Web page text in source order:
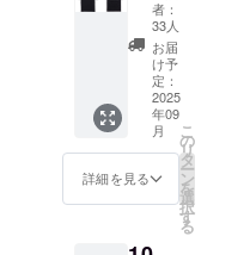
2010(宮城
等にも
出演する。
メンバー
チェンジが
ありながら
も、自分た
OYAMA
NONEI
RO.イベ
ントロ
ゴをデ
ザイン
したス
テッ
ル)】 ・
岩木山
とレ
コード
をデザ
インし
た半袖T
シャツ
を提供
しま
す。
シャツ
者：
33人
お届
け予
定：
2025
年09
月
詳細を見る
こ
の
リ
タ
ー
ン
を
選
択
す
る